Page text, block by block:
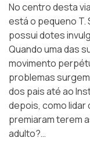
No centro desta
está o pequeno T.
possui dotes
Quando uma das
movimento
problemas
dos pais até ao
depois, como lidar
premiaram terem
adulto?…